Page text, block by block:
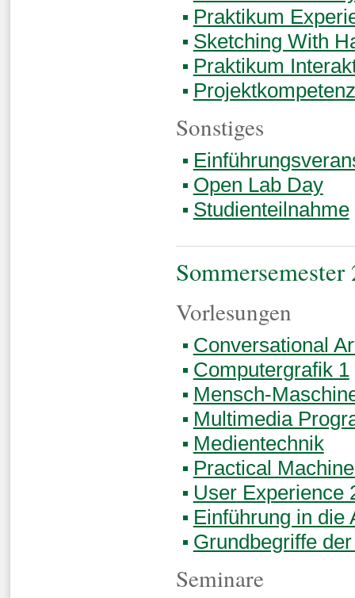
Praktikum
Sketching With
Praktikum
Sonstiges
Open Lab Day
Studienteilnahme
Sommersemester
Vorlesungen
Conversational
Computergrafik 1
Mensch-
Multimedia
Medientechnik
Practical
User Experience
Einführung in die
Grundbegriffe
Seminare